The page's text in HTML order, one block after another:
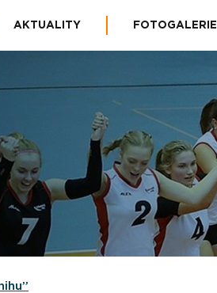
AKTUALITY FOTOGALERIE